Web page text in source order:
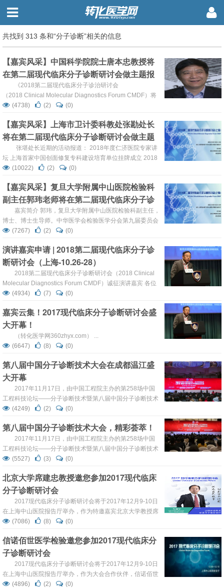
共找到 313 条和“分子诊断”相关的信息
【嘉宾风采】中国科学院院士唐本忠教授将
在第二届现代临床分子诊断研讨会做主题报
告！《2018第二届现代临床分子诊治研讨会
（2018 Clinical Molecular Diagnostics Forum CMDF）将
于2018年10月26-28日在复旦大学附属中山医院举行。 唐
1988年先后获日本京都大学硕士、博士学位。曾在多伦多...
(4738) (2) (0)
【嘉宾风采】上海市卫计委科教处张勘处长
将在第二届现代临床分子诊断研讨会做主题
报告！
张堪处长近期的活动报道： 2018年度仁济医院专家讲
坛 上海首家中国创面修复专科建设培育单位挂牌成立 2018
第二届现代临床分子诊断研讨会 （2018 Clinical Molecular
(10022) (2) (0)
【嘉宾风采】复旦大学附属中山医院检验科
副主任郭玮老师将在第二届现代临床分子诊
断研讨会做主题报告
嘉宾简介 郭玮，复旦大学附属中山医院检验科副主任，
博士、博士生导师。中华医学会检验医学分会第九届委员会
青年委员会委员、中国医师协会检验医师分会委员、上海市
验医学专业委员会副主任委员、中华医学会检验医学分会临
床生化学组成员、上海市医学会检验医学分会质谱学组组
长、《检验医学》等多本杂志编委。近年来主持...
(7267) (2) (0)
演讲嘉宾申请 | 2018第二届现代临床分子诊
断研讨会（上海-10.26-28）
2018第二届现代临床分子诊断研讨会（2018 Clinical
Molecular Diagnostics Forum CMDF）诚征演讲嘉宾 各位
医学同仁： 新年好！ 2018第二届现代临床分子诊断研讨会
(4934) (7) (0)
嘉宾云集！2017现代临床分子诊断研讨会盛
大开幕！
（转化医学网360zhyx.com） ...
(6647)
(8) (0)
第八届中国分子诊断技术大会在成都温江盛
大开幕
2017年11月17日，由中国工程院主办的第258场中国
工程科技论坛——分子诊断技术暨第八届中国分子诊断技术
大会在成都温江区皇冠假日酒店盛大开启，会议由中华医学
中国医师协会检验医师分会、全国生物芯片标准化技术委员
会、中国高科技产业化研究会和美洲华人遗传协会协办，由
成都医学城、成都市医药健康产业推进办公室、清华大学、
生物芯片北京国家工程研究中...
(4249) (2) (0)
第八届中国分子诊断技术大会，精彩荟萃！
2017年11月17日，由中国工程院主办的第258场中国
工程科技论坛——分子诊断技术暨第八届中国分子诊断技术
大会在成都温江区皇冠假日酒店盛大开启，会议由中华医学
中国医师协会检验医师分会、全国生物芯片标准化技术委员
会、中国高科技产业化研究会和美洲华人遗传协会协办，由
成都市医药健康产业推进办公室、成都医学城、清华大学、
生物芯片北京...
(5527) (3) (0)
北京大学席建忠教授邀您参加2017现代临床
分子诊断研讨会
2017现代临床分子诊断研讨会将于2017年12月9-10日
在上海中山医院报告厅举办，作为特邀嘉宾北京大学教授席
建忠教授，将围绕“功能组学技术研发及个体化治疗”带来精
中国医师协会临床精准医疗专业委员、中国化学会化学生物
学专业委员会委员、国际材料学会(Material Research
Society)和...
(7086) (8) (0)
信诺佰世医学检验邀您参加2017现代临床分
子诊断研讨会
2017现代临床分子诊断研讨会将于2017年12月9-10日
在上海中山医院报告厅举办，作为大会合作伙伴，信诺佰世
医学检验邀您参与。 本次会议将主要聚焦：生物标记物、
(4896) (2) (0)